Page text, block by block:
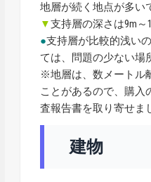
地層が続く地点が多い
▼支持層の深さは9m～
●支持層が比較的浅い
ては、問題の少ない場
※地層は、数メートル
ことがあるので、購入
査報告書を取り寄せま
建物